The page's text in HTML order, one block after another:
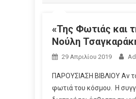
«Της Φωτιάς και
Νούλη
29 Απριλίου 2019
ΠΑΡΟΥΣΙΑΣΗ ΒΙΒΛΙΟΥ Αν
φωτιά του κόσμου. Η